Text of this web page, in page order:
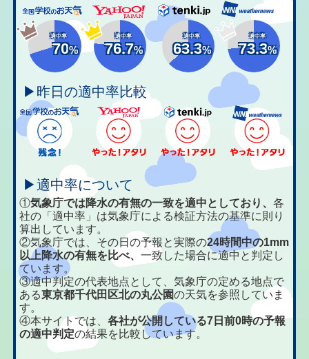
適中率
70%
適中率
76.7%
適中率
63.3%
適中率
73.3%
▶昨日の適中率比較
▶適中率について
①気象庁では降水の有無の一致を適中としており、各
社の「適中率」は気象庁による検証方法の基準に則り
算出しています。
②気象庁では、その日の予報と実際の24時間中の1mm
以上降水の有無を比べ、一致した場合に適中と判定し
ています。
③適中判定の代表地点として、気象庁の定める地点で
ある東京都千代田区北の丸公園の天気を参照していま
す。
④本サイトでは、各社が公開している7日前0時の予報
の適中判定の結果を比較しています。